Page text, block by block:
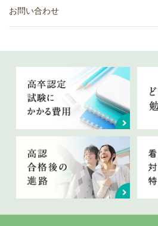
お問い合わせ